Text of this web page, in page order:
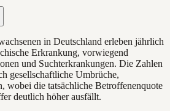
in Deutschland erleben jährlich
Erkrankung, vorwiegend
und Suchterkrankungen. Die Zahlen
gesellschaftliche Umbrüche,
wobei die tatsächliche Betroffenenquote
deutlich höher ausfällt.